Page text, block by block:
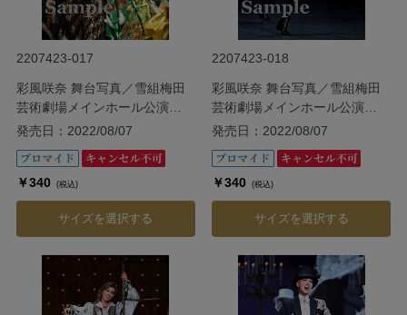
2207423-017
彩風咲奈 舞台写真／雪組梅田
芸術劇場メインホール公演
『ODYSSEY―The Age of
発売日：2022/08/07
￥340 (税込)
サイズを選択する
2207423-018
彩風咲奈 舞台写真／雪組梅田
芸術劇場メインホール公演
『ODYSSEY―The Age of
発売日：2022/08/07
￥340 (税込)
サイズを選択する